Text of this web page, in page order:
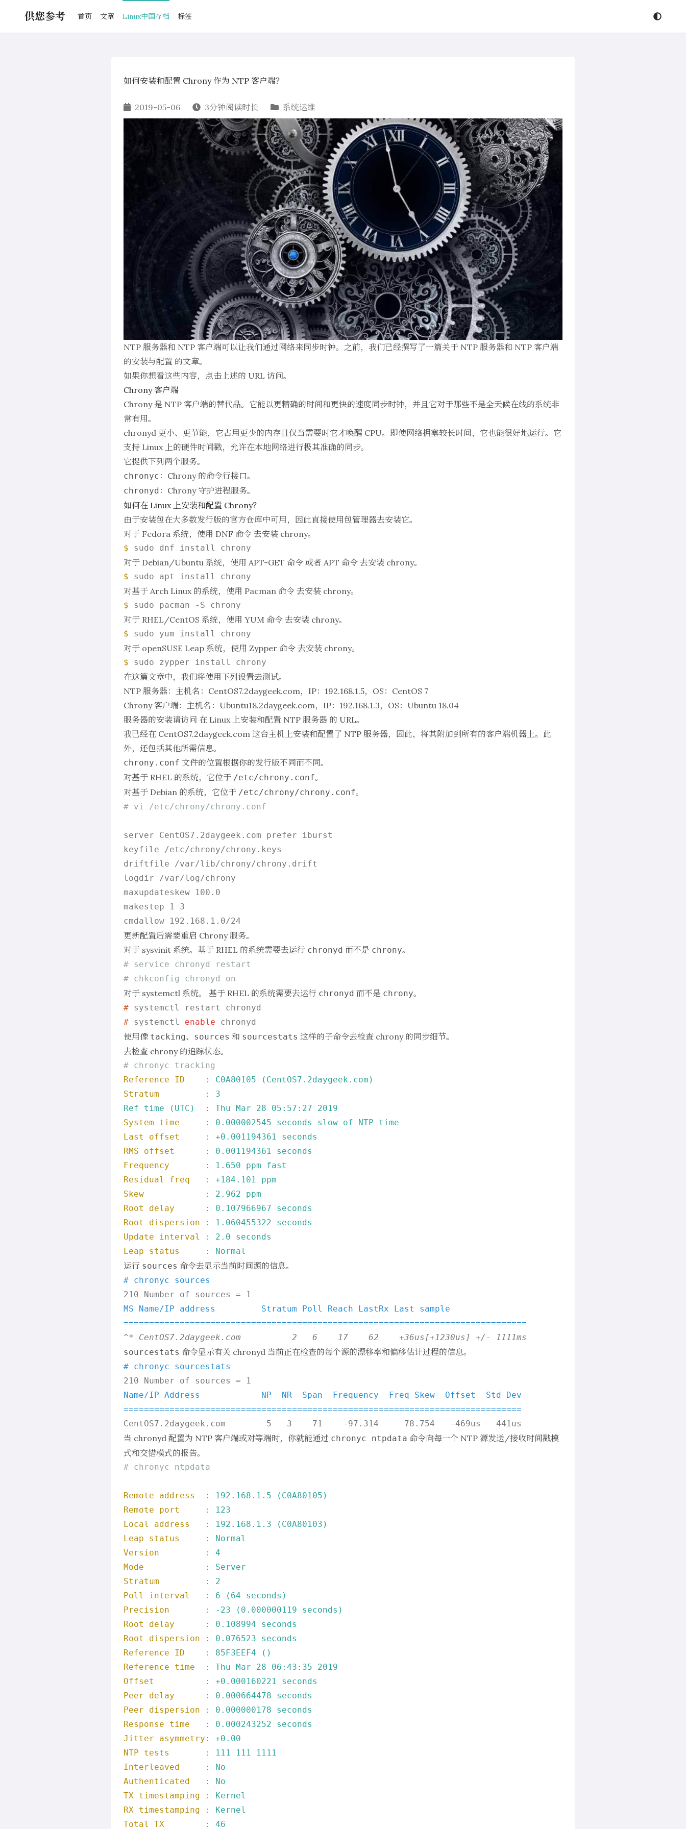
供您参考 首页 文章 Linux中国存档 标签
如何安装和配置 Chrony 作为 NTP 客户端？
2019-05-06 3分钟阅读时长 系统运维
NTP 服务器和 NTP 客户端可以让我们通过网络来同步时钟。之前，我们已经撰写了一篇关于 NTP 服务器和 NTP 客户端
的安装与配置 的文章。
如果你想看这些内容，点击上述的 URL 访问。
Chrony 客户端
Chrony 是 NTP 客户端的替代品。它能以更精确的时间和更快的速度同步时钟，并且它对于那些不是全天候在线的系统非
常有用。
chronyd 更小、更节能，它占用更少的内存且仅当需要时它才唤醒 CPU。即使网络拥塞较长时间，它也能很好地运行。它
支持 Linux 上的硬件时间戳，允许在本地网络进行极其准确的同步。
它提供下列两个服务。
chronyc ：Chrony 的命令行接口。
chronyd ：Chrony 守护进程服务。
如何在 Linux 上安装和配置 Chrony？
由于安装包在大多数发行版的官方仓库中可用，因此直接使用包管理器去安装它。
对于 Fedora 系统，使用 DNF 命令 去安装 chrony。
$
对于 Debian/Ubuntu 系统，使用 APT-GET 命令 或者 APT 命令 去安装 chrony。
$
对基于 Arch Linux 的系统，使用 Pacman 命令 去安装 chrony。
$
对于 RHEL/CentOS 系统，使用 YUM 命令 去安装 chrony。
$
对于 openSUSE Leap 系统，使用 Zypper 命令 去安装 chrony。
$
在这篇文章中，我们将使用下列设置去测试。
NTP 服务器：主机名：CentOS7.2daygeek.com，IP：192.168.1.5，OS：CentOS 7
Chrony 客户端：主机名：Ubuntu18.2daygeek.com，IP：192.168.1.3，OS：Ubuntu 18.04
服务器的安装请访问 在 Linux 上安装和配置 NTP 服务器 的 URL。
我已经在 CentOS7.2daygeek.com 这台主机上安装和配置了 NTP 服务器，因此，将其附加到所有的客户端机器上。此
外，还包括其他所需信息。
chrony.conf 文件的位置根据你的发行版不同而不同。
对基于 RHEL 的系统，它位于 /etc/chrony.conf。
对基于 Debian 的系统，它位于 /etc/chrony/chrony.conf。
# vi /etc/chrony/chrony.conf
server CentOS7.2daygeek.com prefer iburst
keyfile /etc/chrony/chrony.keys
driftfile /var/lib/chrony/chrony.drift
logdir /var/log/chrony
maxupdateskew 100.0
makestep 1 3
更新配置后需要重启 Chrony 服务。
对于 sysvinit 系统。基于 RHEL 的系统需要去运行 chronyd 而不是 chrony。
# service chronyd restart
# chkconfig chronyd on
对于 systemctl 系统。 基于 RHEL 的系统需要去运行 chronyd 而不是 chrony。
# systemctl restart chronyd
# systemctl enable chronyd
使用像 tacking、 sources 和 sourcestats 这样的子命令去检查 chrony 的同步细节。
去检查 chrony 的追踪状态。
# chronyc tracking
Reference ID    :
C0A80105
(CentOS7.2daygeek.com)
Stratum         :
3
Ref
time (UTC) : Thu Mar 28 05 :57:27
2019
System time     :
0.000002545 seconds slow of NTP
time
Last offset     :
+0.001194361
seconds
RMS offset      :
0.001194361
seconds
Frequency       :
1.650 ppm
fast
Residual freq   :
+184.101
ppm
Skew            :
2.962
ppm
Root delay      :
0.107966967
seconds
Root dispersion :
1.060455322
seconds
Update interval :
2.0
seconds
Leap status     :
Normal
运行 sources 命令去显示当前时间源的信息。
# chronyc sources
MS Name/IP address         Stratum Poll Reach LastRx Last sample
===============================================================================
^
sourcestats 命令显示有关 chronyd 当前正在检查的每个源的漂移率和偏移估计过程的信息。
# chronyc sourcestats
Name/IP Address            NP  NR  Span  Frequency  Freq Skew  Offset  Std Dev
==============================================================================
当 chronyd 配置为 NTP 客户端或对等端时，你就能通过 chronyc ntpdata 命令向每一个 NTP 源发送/接收时间戳模
式和交错模式的报告。
# chronyc ntpdata
Remote address  : 192.168 .1 .5
(C0A80105)
Remote port     :
123
Local address   :
192.168 .1 .3
(C0A80103)
Leap status     :
Normal
Version         :
4
Mode            :
Server
Stratum         :
2
Poll interval   :
6 (64
seconds)
Precision       :
-23 (0.000000119
seconds)
Root delay      :
0.108994
seconds
Root dispersion :
0.076523
seconds
Reference ID    :
85F3EEF4
()
Reference time  :
Thu Mar 28 06 :43:35
2019
Offset          :
+0.000160221
seconds
Peer delay      :
0.000664478
seconds
Peer dispersion :
0.000000178
seconds
Response time   :
0.000243252
seconds
Jitter asymmetry:
+0.00
NTP tests       :
111 111
1111
Interleaved     :
No
Authenticated   :
No
TX timestamping :
Kernel
RX timestamping :
Kernel
Total TX        :
46